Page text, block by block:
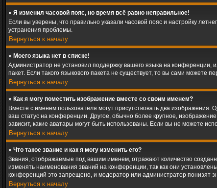
» Я изменил часовой пояс, но время всё равно неправильное!
Если вы уверены, что правильно указали часовой пояс и настройку
устранения проблемы.
Вернуться к началу
» Моего языка нет в списке!
Администратор не установил поддержку вашего языка на
пакет. Если такого языкового пакета не существует, то вы сами
Вернуться к началу
» Как я могу поместить изображение вместе со своим именем?
Вместе с именем пользователя могут присутствовать два
ваш статус на конференции. Другое, обычно более крупное,
зависит, какие аватары могут быть использованы. Если вы не можете
Вернуться к началу
» Что такое звание и как я могу изменить его?
Звания, отображаемые под вашим именем, отражают количество
изменять наименования званий на конференции, так как они
конференций это запрещено, и модератор или администратор понизят
Вернуться к началу